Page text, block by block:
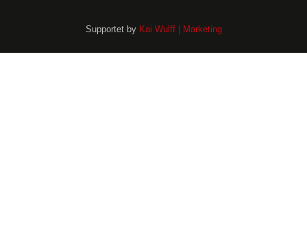
Supportet by Kai Wulff | Marketing